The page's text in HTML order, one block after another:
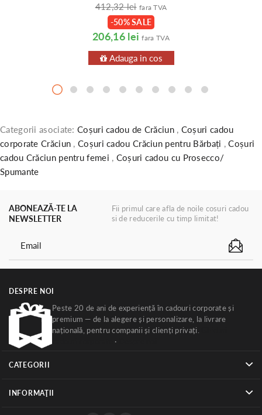
412,32 lei fara TVA
-50% SALE
206,16 lei fara TVA
Adauga in cos
Categorii asociate:Coșuri cadou de Crăciun
Coșuri cadou
corporate Crăciun
,Coșuri cadou Crăciun pentru Bărbați ,Coșuri
cadou Crăciun pentru femei
Coșuri cadou cu Prosecco/
Spumante
ABONEAZĂ-TE LA
NEWSLETTER
Fii primul care afla de noile cosuri cadou
si de reducerile cu timp limitat!
DESPRE NOI
Peste 20 de ani de experiență în cadouri corporate și
premium — de la alegere și personalizare, la livrare
națională, pentru companii și clienți privați.
·
CATEGORII
INFORMAŢII